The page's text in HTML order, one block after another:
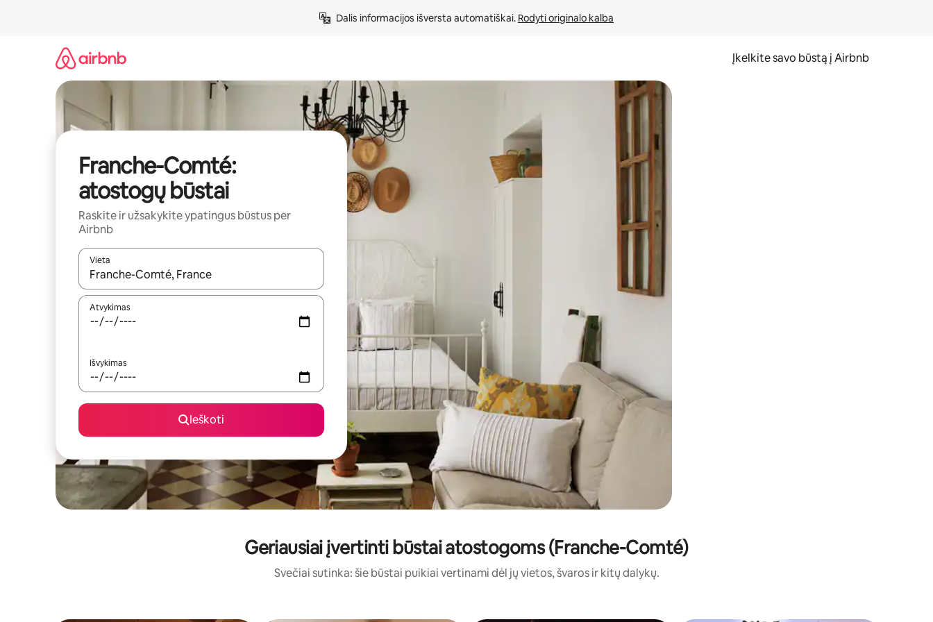
Dalis informacijos išversta automatiškai. Rodyti originalo kalba
Įkelkite savo būstą į Airbnb
Franche-Comté:
atostogų būstai
Raskite ir užsakykite ypatingus būstus per
Airbnb
Vieta
Kai pasirodys paieškos rezultatai, juos naršyti galite naudodami rodykles aukštyn ir žemyn arba liesdami ir braukdami per ekraną.
Atvykimas
Išvykimas
Ieškoti
Geriausiai įvertinti būstai atostogoms (Franche-Comté)
Svečiai sutinka: šie būstai puikiai vertinami dėl jų vietos, švaros ir kitų dalykų.